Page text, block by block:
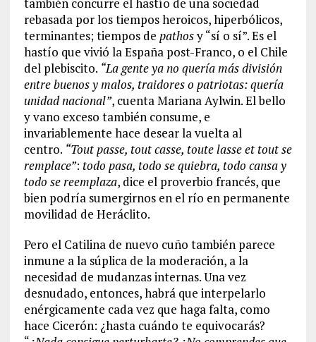
rebasada por los tiempos heroicos, hiperbólicos,
terminantes; tiempos de pathosy “sí o sí”. Es el
hastío que vivió la España post-Franco, o el Chile
del plebiscito. “La gente ya no quería más división
entre buenos y malos, traidores o patriotas: quería
unidad nacional”, cuenta Mariana Aylwin. El bello
y vano exceso también consume, e
invariablemente hace desear la vuelta al
centro. “Tout passe, tout casse, toute lasse et tout se
remplace”: todo pasa, todo se quiebra, todo cansa y
todo se reemplaza, dice el proverbio francés, que
bien podría sumergirnos en el río en permanente
movilidad de Heráclito.
Pero el Catilina de nuevo cuño también parece
inmune a la súplica de la moderación, a la
necesidad de mudanzas internas. Una vez
desnudado, entonces, habrá que interpelarlo
enérgicamente cada vez que haga falta, como
hace Cicerón: ¿hasta cuándo te equivocarás?